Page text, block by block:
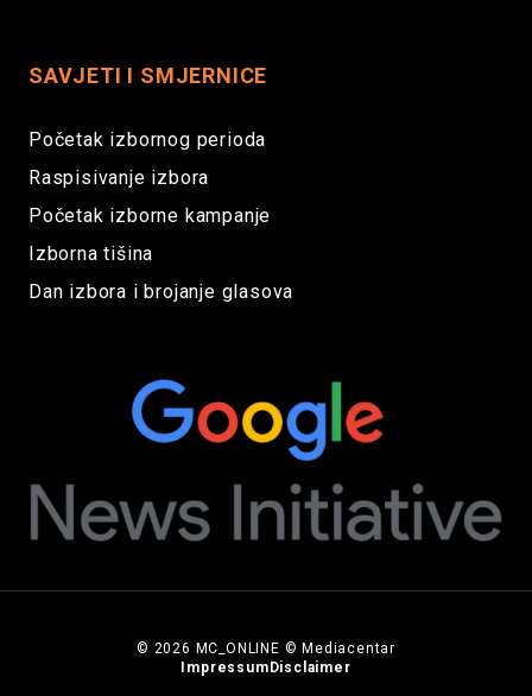
SAVJETI I SMJERNICE
Početak izbornog perioda
Raspisivanje izbora
Početak izborne kampanje
Izborna tišina
Dan izbora i brojanje glasova
© 2026 MC_ONLINE © Mediacentar
Impressum Disclaimer